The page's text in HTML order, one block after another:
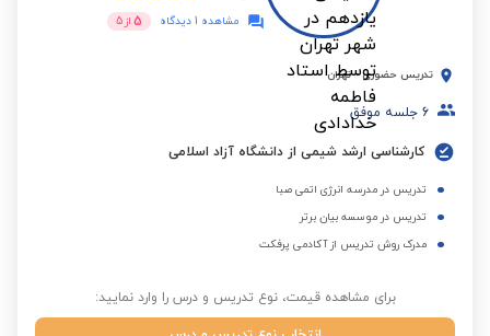
مشاهده 1 دیدگاه
5 از 5
تدریس حضوری - تهران
6 جلسه موفق
کارشناسی ارشد شیمی از دانشگاه آزاد اسلامی
تدریس در مدرسه انرژی اتمی صبا
تدریس در موسسه بیان برتر
مدرک روش تدریس از آکادمی پرفکت
برای مشاهده قیمت، نوع تدریس و درس را وارد نمایید: